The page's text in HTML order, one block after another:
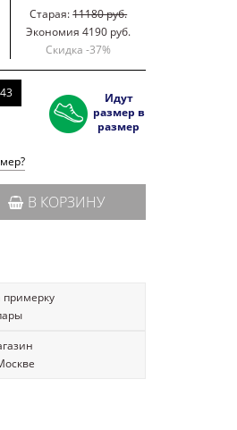
Старая:11180 руб.
Экономия 4190 руб.
Скидка -37%
43
Идут
размер в
размер
В КОРЗИНУ
примерку